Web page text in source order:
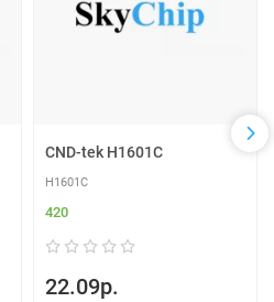
CND-tek H1601C
H1601C
420
22.09р.